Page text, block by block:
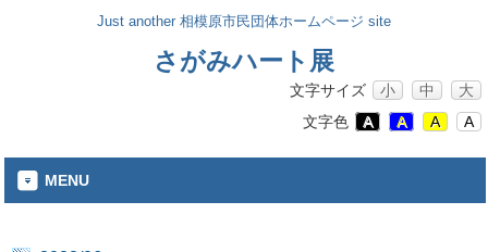
Just another 相模原市民団体ホームページ site
さがみハート展
文字サイズ 小 中
大
文字色
A A A A
MENU